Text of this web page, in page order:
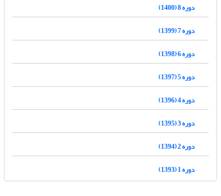
دوره 8 (1400)
دوره 7 (1399)
دوره 6 (1398)
دوره 5 (1397)
دوره 4 (1396)
دوره 3 (1395)
دوره 2 (1394)
دوره 1 (1393)